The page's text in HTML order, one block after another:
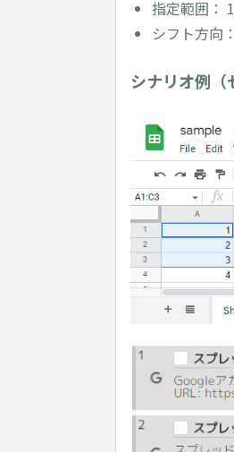
指定範囲：
シフト方向
シナリオ例（